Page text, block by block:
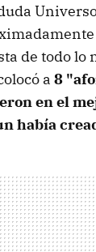
de todo lo
a 8
en el
había